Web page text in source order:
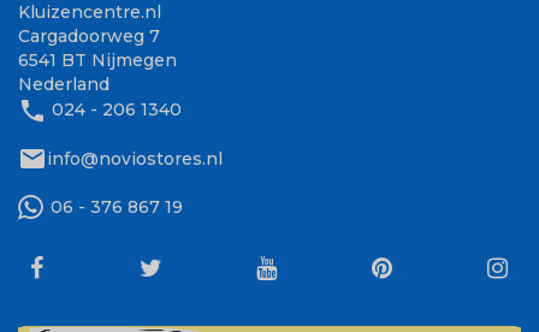
Kluizencentre.nl
Cargadoorweg 7
6541 BT Nijmegen
Nederland
phone 024 - 206 1340
mailinfo@noviostores.nl
06 - 376 867 19